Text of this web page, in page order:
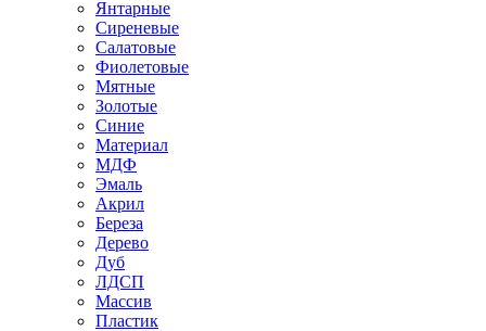
Янтарные
Сиреневые
Салатовые
Фиолетовые
Мятные
Золотые
Синие
Материал
МДФ
Эмаль
Акрил
Береза
Дерево
Дуб
ЛДСП
Массив
Пластик